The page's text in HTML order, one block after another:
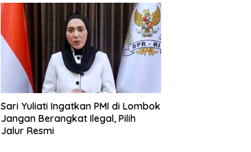
Sari Yuliati Ingatkan PMI di Lombok
Jangan Berangkat Ilegal, Pilih
Jalur Resmi